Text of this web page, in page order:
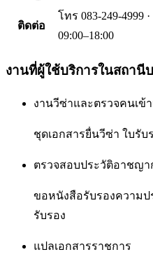
ติดต่อ
โทร 083-249-4999
09:00–18:00
งานที่ผู้ใช้บริการในสถานี
งานวีซ่าและตรวจคนเข้า
ชุดเอกสารยื่นวีซ่า ใบรับ
ตรวจสอบประวัติอาชญา
ขอหนังสือรับรองความป
รับรอง
แปลเอกสารราชการ